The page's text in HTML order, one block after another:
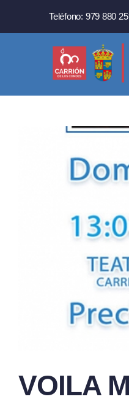
Teléfono: 979 880
VOILA